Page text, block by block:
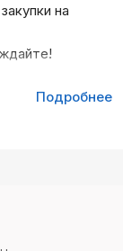
на
Подробнее